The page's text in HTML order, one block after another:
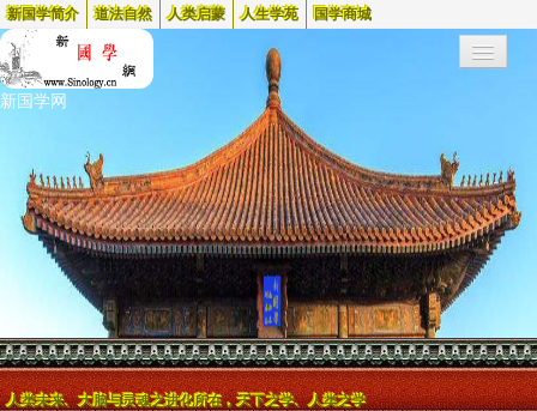
新国学简介 道法自然 人类启蒙 人生学苑 国学商城
新国学网
人类未来、大脑与灵魂之进化所在，天下之学、人类之学